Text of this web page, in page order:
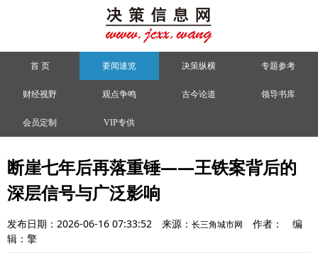
首 页 要闻速览 决策纵横 专题参考
财经视野 观点争鸣 古今论道 领导书库
会员定制 VIP专供
断崖七年后再落重锤——王铁案背后的
深层信号与广泛影响
发布日期：2026-06-16 07:33:52 来源： 长三角城市网 作者：
编
辑：擎